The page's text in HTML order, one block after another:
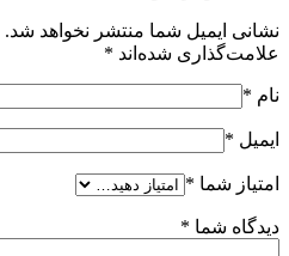
نشانی ایمیل شما منتشر نخواهد شد.
علامت‌گذاری شده‌اند *
نام *
ایمیل *
امتیاز شما *
دیدگاه شما *